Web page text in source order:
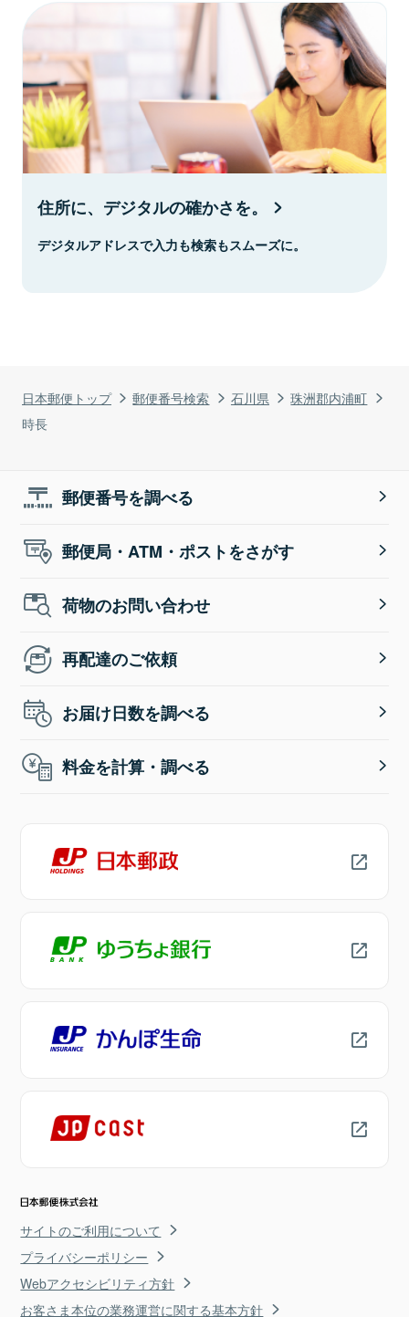
日本郵便トップ 郵便番号検索 石川県
珠洲郡内浦町
時長
住所に、デジタルの確かさを。
デジタルアドレスで入力も検索もスムーズに。
郵便番号を調べる
郵便局・ATM・ポストをさがす
荷物のお問い合わせ
再配達のご依頼
お届け日数を調べる
料金を計算・調べる
サイトのご利用について
プライバシーポリシー
Webアクセシビリティ方針
お客さま本位の業務運営に関する基本方針